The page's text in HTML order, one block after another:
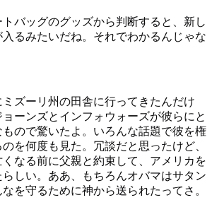
バッグのグッズから判断すると、新し
るみたいだね。それでわかるんじゃな
ズーリ州の田舎に行ってきたんだけ
ーンズとインフォウォーズが彼らにと
ので驚いたよ。いろんな話題で彼を権
を何度も見た。冗談だと思ったけど、
なる前に父親と約束して、アメリカを
しい。ああ、もちろんオバマはサタン
を守るために神から送られたってさ。